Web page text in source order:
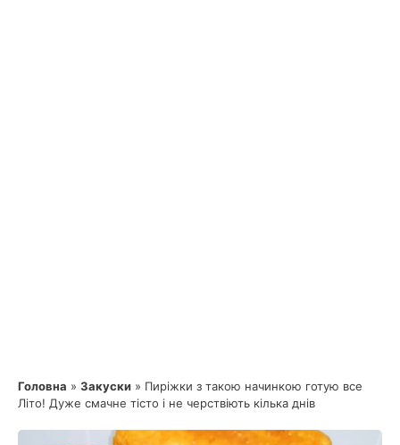
Головна » Закуски » Пиріжки з такою начинкою готую все
Літо! Дуже смачне тісто і не черствіють кілька днів